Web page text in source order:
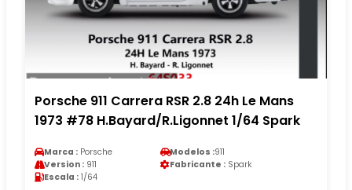
Porsche 911 Carrera RSR 2.8 24h Le Mans
1973 #78 H.Bayard/R.Ligonnet 1/64 Spark
Marca : Porsche Modelos :911
Version : 911 Fabricante : Spark
Escala : 1/64